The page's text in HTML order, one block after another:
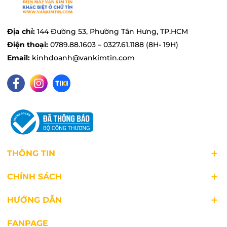
8 chương trình rửa, đáp ứng tốt mọi nhu
Địa chỉ: 144 Đường 53, Phường Tân Hưng, TP.HCM
Điện thoại: 0789.88.1603 – 0327.61.1188 (8H- 19H)
Email: kinhdoanh@vankimtin.com
THÔNG TIN
CHÍNH SÁCH
HƯỚNG DẪN
FANPAGE